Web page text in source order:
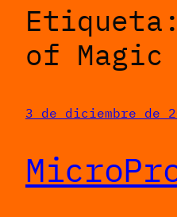
of Magic
3 de diciembre de